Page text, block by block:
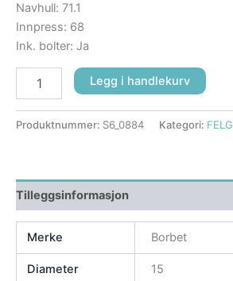
Navhull: 71.1
Innpress: 68
Ink. bolter: Ja
Legg i handlekurv
Produktnummer: S6_0884 Kategori: FELG
Tilleggsinformasjon
Merke Borbet
Diameter 15